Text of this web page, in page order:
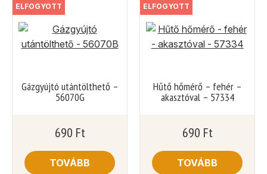
ELFOGYOTT
Gázgyújtó utántölthető –
56070G
690 Ft
TOVÁBB
ELFOGYOTT
Hűtő hőmérő – fehér –
akasztóval – 57334
690 Ft
TOVÁBB